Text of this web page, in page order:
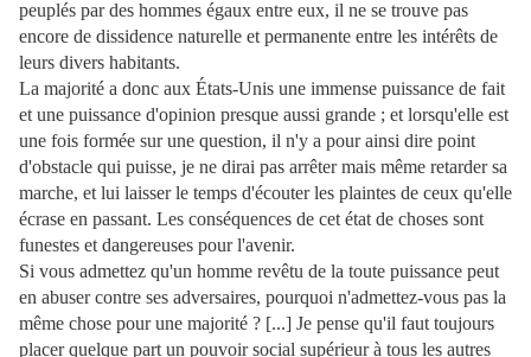
peuplés par des hommes égaux entre eux, il ne se trouve pas
encore de dissidence naturelle et permanente entre les intérêts de
leurs divers habitants.
La majorité a donc aux États-Unis une immense puissance de fait
et une puissance d'opinion presque aussi grande ; et lorsqu'elle est
une fois formée sur une question, il n'y a pour ainsi dire point
d'obstacle qui puisse, je ne dirai pas arrêter mais même retarder sa
marche, et lui laisser le temps d'écouter les plaintes de ceux qu'elle
écrase en passant. Les conséquences de cet état de choses sont
funestes et dangereuses pour l'avenir.
Si vous admettez qu'un homme revêtu de la toute puissance peut
en abuser contre ses adversaires, pourquoi n'admettez-vous pas la
même chose pour une majorité ? [...] Je pense qu'il faut toujours
placer quelque part un pouvoir social supérieur à tous les autres